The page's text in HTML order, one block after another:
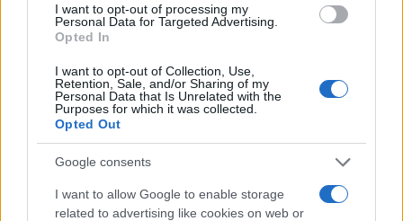
I want to opt-out of processing my
Personal Data for Targeted Advertising.
Opted In
I want to opt-out of Collection, Use,
Retention, Sale, and/or Sharing of my
Personal Data that Is Unrelated with the
Purposes for which it was collected.
Opted Out
Google consents
I want to allow Google to enable storage
related to advertising like cookies on web or
2000 /2000
Όροι Χρήσης. Το site προστατεύεται από reCAPTCHA, ισχύουν
Πολιτική Απορρήτου&Όροι Χρήσηςτης Google.
Πολιτική
ΚΥΡΙΑΚΟΣ ΜΗΤΣΟΤΑΚΗΣ
Share: